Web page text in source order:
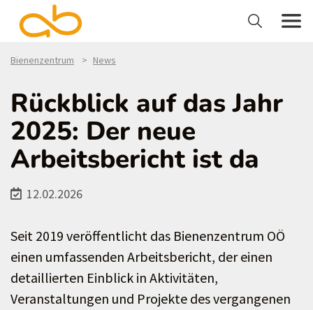
Bienenzentrum News
Rückblick auf das Jahr
2025: Der neue
Arbeitsbericht ist da
12.02.2026
Seit 2019 veröffentlicht das Bienenzentrum OÖ
einen umfassenden Arbeitsbericht, der einen
detaillierten Einblick in Aktivitäten,
Veranstaltungen und Projekte des vergangenen